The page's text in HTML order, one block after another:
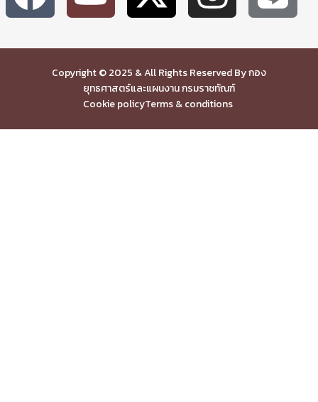
Copyright © 2025 & All Rights Reserved By กอง
ยุทธศาสตร์และแผนงาน กรมราชทัณฑ์
Cookie policyTerms & conditions